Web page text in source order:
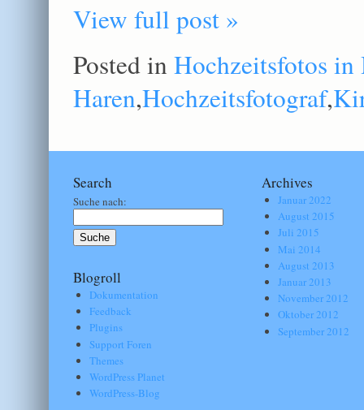
View full post »
Posted in Hochzeitsfotos in
Haren,Hochzeitsfotograf,
Search
Suche nach:
Blogroll
Dokumentation
Feedback
Plugins
Support Foren
Themes
WordPress Planet
WordPress-Blog
Archives
Januar 2022
August 2015
Juli 2015
Mai 2014
August 2013
Januar 2013
November 2012
Oktober 2012
September 2012